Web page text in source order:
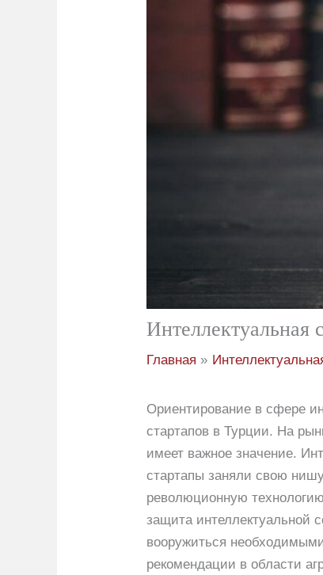
Интеллектуальная
Главная
Ориентирование в сфере
стартапов в Турции. На
имеет важное значение.
стартапы заняли свою
революционную
защита интеллектуальной
вооружиться
рекомендации в области